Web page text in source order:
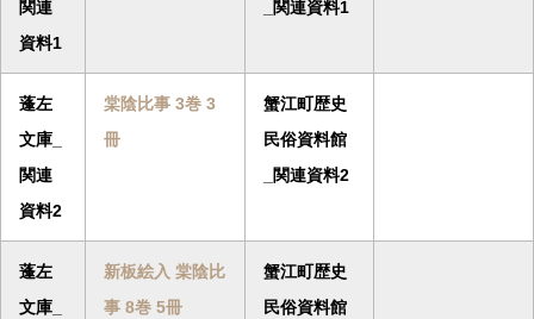
関連
資料1
_関連資料1
蓬左
文庫_
関連
資料2
棠陰比事 3巻 3
冊
蟹江町歴史
民俗資料館
_関連資料2
蓬左
文庫_
新板絵入 棠陰比
事 8巻 5冊
蟹江町歴史
民俗資料館